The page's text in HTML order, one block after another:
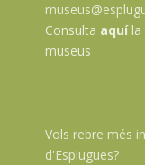
Consulta aquíla
museus
Vols rebre més
d'Esplugues?